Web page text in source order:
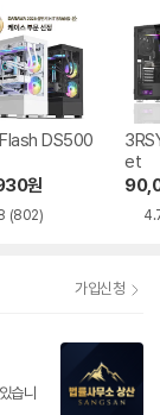
DS500
원
(802)
et
가입신청
습니